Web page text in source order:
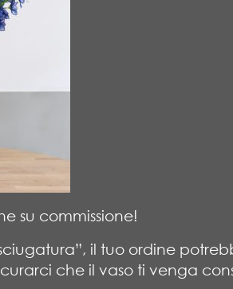
su commissione!
il tuo ordine
che il vaso ti venga